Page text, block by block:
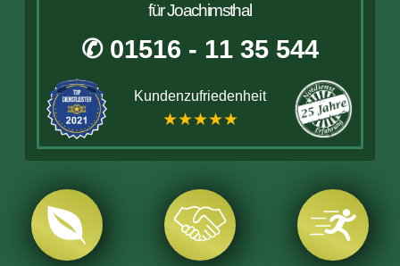
für Joachimsthal
✆ 01516 - 11 35 544
Kundenzufriedenheit
★★★★★